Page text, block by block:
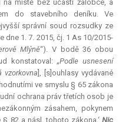
místě bez účasti žalobce, a
do stavebního deníku. Ve
správní soud rozsudky ze
dne 1. 7. 2015, čj. 1 As 10/2015-
Mlýně“). V bodě 36 obou
konstatoval: „Podle usnesení
vzorkovna ]‚ [s]ouhlasy vydávané
ve smyslu § 65 zákona
ochrana práv třetích osob je
zásahem, pokynem
82 a násl. tohoto zákona.‘ Nic